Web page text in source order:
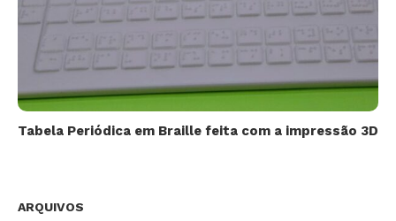
Tabela Periódica em Braille feita com a impressão 3D
ARQUIVOS